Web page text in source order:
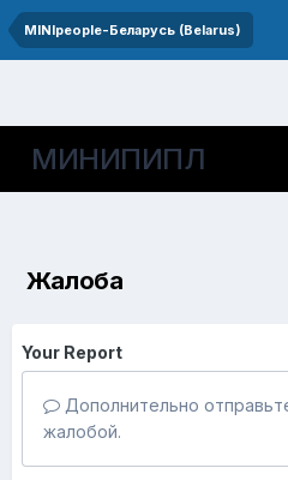
MINIpeople-Беларусь (Belarus)
МИНИПИПЛ
Жалоба
Your Report
Дополнительно
жалобой.